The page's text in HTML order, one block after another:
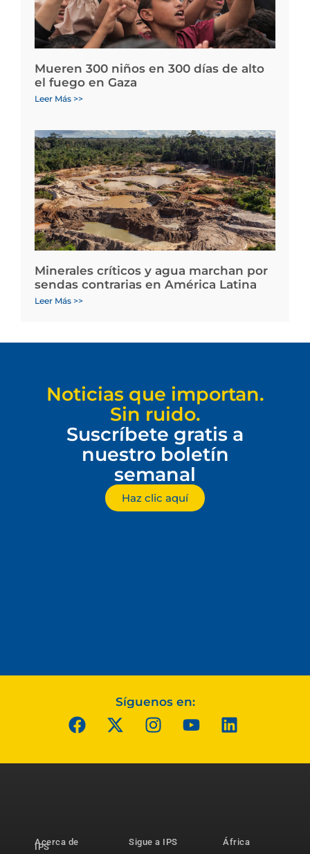
Mueren 300 niños en 300 días de alto
el fuego en Gaza
Leer Más >>
Minerales críticos y agua marchan por
sendas contrarias en América Latina
Leer Más >>
Noticias que importan.
Sin ruido.
Suscríbete gratis a
nuestro boletín
semanal
Haz clic aquí
Síguenos en:
Acerca de
IPS
Sigue a IPS
África